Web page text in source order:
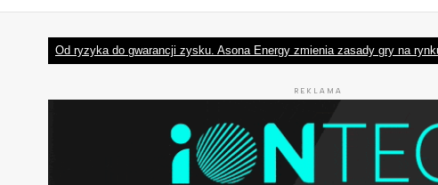
Od ryzyka do gwarancji zysku. Asona Energy zmienia zasady gry na
REKLAMA